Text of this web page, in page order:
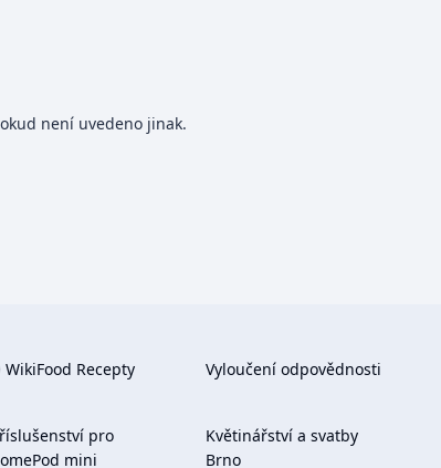
není uvedeno jinak.
WikiFood Recepty Vyloučení odpovědnosti
pro
mini
Květinářství a svatby
Brno